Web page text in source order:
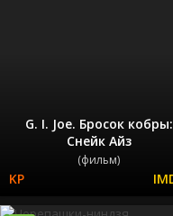
G. I. Joe. Бросок кобры:
Снейк Айз
(фильм)